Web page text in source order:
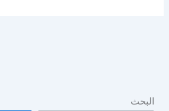
البحث